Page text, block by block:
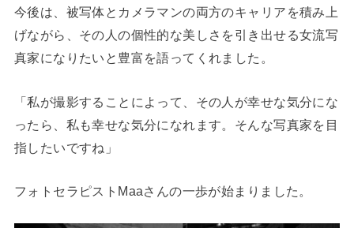
今後は、被写体とカメラマンの両方のキャリアを積み上
げながら、その人の個性的な美しさを引き出せる女流写
真家になりたいと豊富を語ってくれました。
「私が撮影することによって、その人が幸せな気分にな
ったら、私も幸せな気分になれます。そんな写真家を目
指したいですね」
フォトセラピストMaaさんの一歩が始まりました。